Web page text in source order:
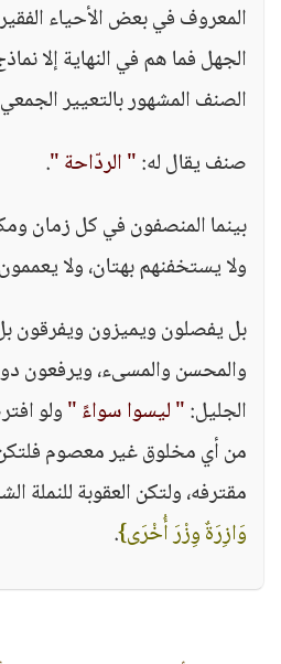
المعروف في بعض الأحياء
الجهل فما هم في النهاية إلا
الصنف المشهور بالتعيير
صنف يقال له:" الردّاحة ".
بينما المنصفون في كل زمان
ولا يستخفنهم بهتان، ولا
بل يفصلون ويميزون ويفرقون
والمحسن والمسىء، ويرفعون
الجليل:" ليسوا سواءً "ولو
من أي مخلوق غير معصوم
مقترفه، ولتكن العقوبة للنملة
وَازِرَةٌ وِزْرَ أُخْرَى}.